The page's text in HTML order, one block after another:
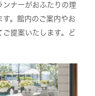
ンナーがおふたりの理
。館内のご案内やお
ご提案いたします。ど